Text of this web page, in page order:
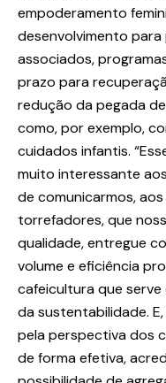
empoderamento
desenvolvimento
associados,
prazo para
redução da pegada
como, por exemplo,
cuidados infantis.
muito interessante
de comunicarmos,
torrefadores, que
qualidade, entregue
volume e eficiência
cafeicultura que
da sustentabilidade.
pela perspectiva dos
de forma efetiva,